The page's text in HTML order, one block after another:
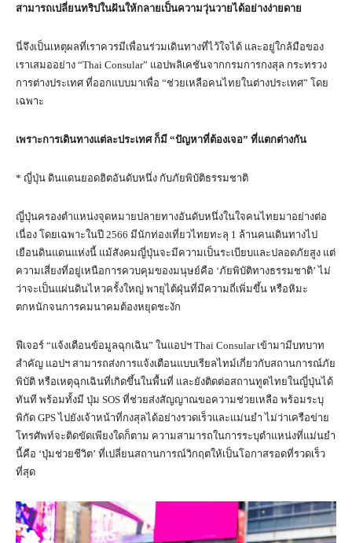
สามารถเปลี่ยนทริปในฝันให้กลายเป็นความวุ่นวายได้อย่างง่ายดาย
นี่จึงเป็นเหตุผลที่เราควรมีเพื่อนร่วมเดินทางที่ไว้ใจได้ และอยู่ใกล้มือของ
เราเสมออย่าง “Thai Consular” แอปพลิเคชันจากกรมการกงสุล กระทรวง
การต่างประเทศ ที่ออกแบบมาเพื่อ “ช่วยเหลือคนไทยในต่างประเทศ” โดย
เฉพาะ
เพราะการเดินทางแต่ละประเทศ ก็มี “ปัญหาที่ต้องเจอ” ที่แตกต่างกัน
* ญี่ปุ่น ดินแดนยอดฮิตอันดับหนึ่ง กับภัยพิบัติธรรมชาติ
ญี่ปุ่นครองตำแหน่งจุดหมายปลายทางอันดับหนึ่งในใจคนไทยมาอย่างต่อ
เนื่อง โดยเฉพาะในปี 2566 มีนักท่องเที่ยวไทยทะลุ 1 ล้านคนเดินทางไป
เยือนดินแดนแห่งนี้ แม้สังคมญี่ปุ่นจะมีความเป็นระเบียบและปลอดภัยสูง แต่
ความเสี่ยงที่อยู่เหนือการควบคุมของมนุษย์คือ ‘ภัยพิบัติทางธรรมชาติ’ ไม่
ว่าจะเป็นแผ่นดินไหวครั้งใหญ่ พายุไต้ฝุ่นที่มีความถี่เพิ่มขึ้น หรือหิมะ
ตกหนักจนการคมนาคมต้องหยุดชะงัก
ฟีเจอร์ “แจ้งเตือนข้อมูลฉุกเฉิน” ในแอปฯ Thai Consular เข้ามามีบทบาท
สำคัญ แอปฯ สามารถส่งการแจ้งเตือนแบบเรียลไทม์เกี่ยวกับสถานการณ์ภัย
พิบัติ หรือเหตุฉุกเฉินที่เกิดขึ้นในพื้นที่ และยังติดต่อสถานทูตไทยในญี่ปุ่นได้
ทันที พร้อมทั้งมี ปุ่ม SOS ที่ช่วยส่งสัญญาณขอความช่วยเหลือ พร้อมระบุ
พิกัด GPS ไปยังเจ้าหน้าที่กงสุลได้อย่างรวดเร็วและแม่นยำ ไม่ว่าเครือข่าย
โทรศัพท์จะติดขัดเพียงใดก็ตาม ความสามารถในการระบุตำแหน่งที่แม่นยำ
นี้คือ ‘ปุ่มช่วยชีวิต’ ที่เปลี่ยนสถานการณ์วิกฤตให้เป็นโอกาสรอดที่รวดเร็ว
ที่สุด